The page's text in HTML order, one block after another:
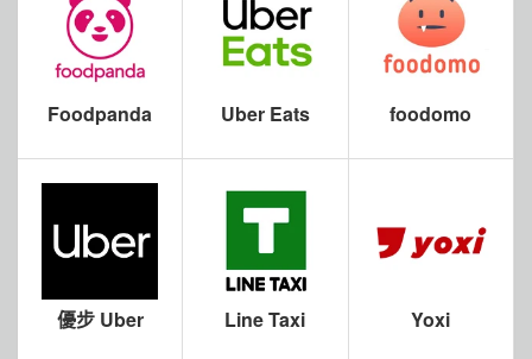
Foodpanda Uber Eats foodomo
優步 Uber Line Taxi Yoxi
折價卷
線上DM
品牌總覽